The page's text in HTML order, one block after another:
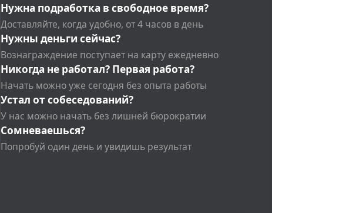
Нужна подработка в свободное время?
Доставляйте, когда удобно, от 4 часов в день
Нужны деньги сейчас?
Вознаграждение поступает на карту ежедневно
Никогда не работал? Первая работа?
Начать можно уже сегодня без опыта работы
Устал от собеседований?
У нас можно начать без лишней бюрократии
Сомневаешься?
Попробуй один день и увидишь результат